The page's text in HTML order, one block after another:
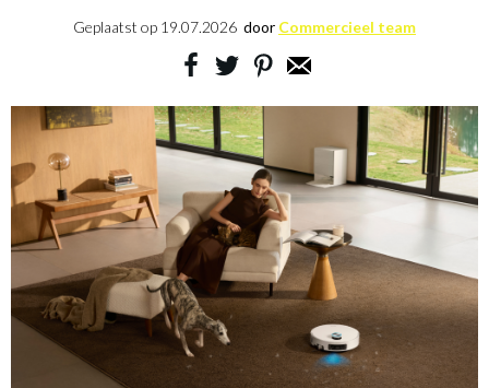
Geplaatst op 19.07.2026 door Commercieel team